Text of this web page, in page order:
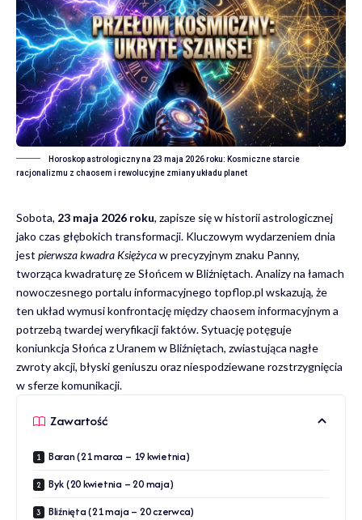
Horoskop astrologiczny na 23 maja 2026 roku: Kosmiczne starcie
racjonalizmu z chaosem i rewolucyjne zmiany układu planet
Sobota, 23 maja 2026 roku, zapisze się w historii astrologicznej
jako czas głębokich transformacji. Kluczowym wydarzeniem dnia
jest pierwsza kwadra Księżycaw precyzyjnym znaku Panny,
tworząca kwadraturę ze Słońcem w Bliźniętach. Analizy na łamach
nowoczesnego portalu informacyjnego topflop.pl wskazują, że
ten układ wymusi konfrontację między chaosem informacyjnym a
potrzebą twardej weryfikacji faktów. Sytuację potęguje
koniunkcja Słońca z Uranem w Bliźniętach, zwiastująca nagłe
zwroty akcji, błyski geniuszu oraz niespodziewane rozstrzygnięcia
w sferze komunikacji.
Zawartość
Baran (21 marca – 19 kwietnia)
Byk (20 kwietnia – 20 maja)
Bliźnięta (21 maja – 20 czerwca)